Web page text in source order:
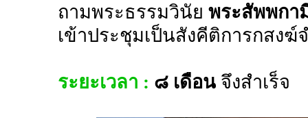
ถามพระธรรมวินัย พระสัพพกา
เข้าประชุมเป็นสังคีติการกสง
ระยะเวลา : ๘ เดือนจึงสำเร็จ